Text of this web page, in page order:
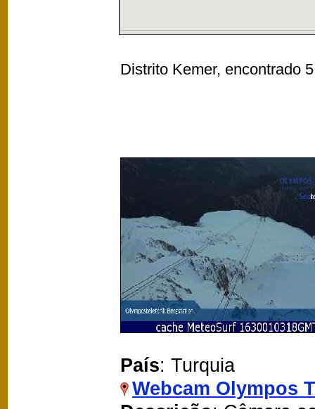
Distrito Kemer, encontrado
País: Turquia
Webcam Olympos